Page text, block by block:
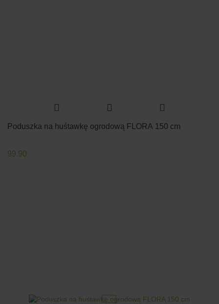
Poduszka na huśtawkę ogrodową FLORA 150 cm
99.90